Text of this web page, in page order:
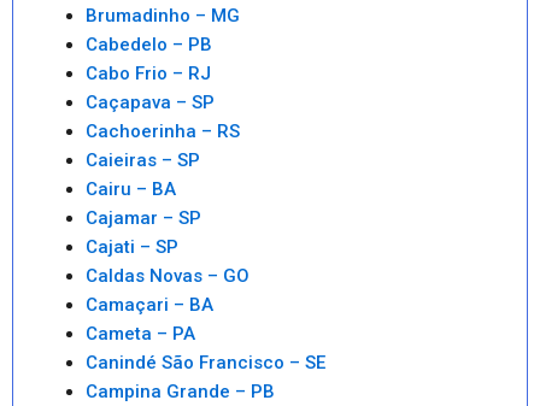
Brumadinho – MG
Cabedelo – PB
Cabo Frio – RJ
Caçapava – SP
Cachoerinha – RS
Caieiras – SP
Cairu – BA
Cajamar – SP
Cajati – SP
Caldas Novas – GO
Camaçari – BA
Cameta – PA
Canindé São Francisco – SE
Campina Grande – PB